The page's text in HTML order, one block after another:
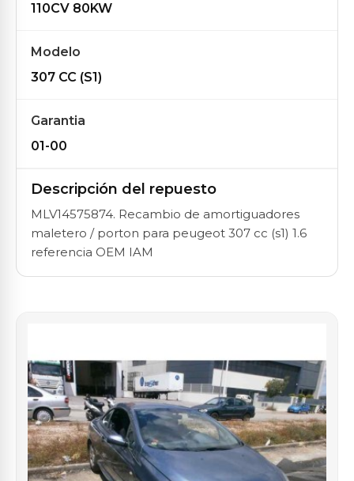
110CV 80KW
Modelo
307 CC (S1)
Garantia
01-00
Descripción del repuesto
MLV14575874. Recambio de amortiguadores
maletero / porton para peugeot 307 cc (s1) 1.6
referencia OEM IAM